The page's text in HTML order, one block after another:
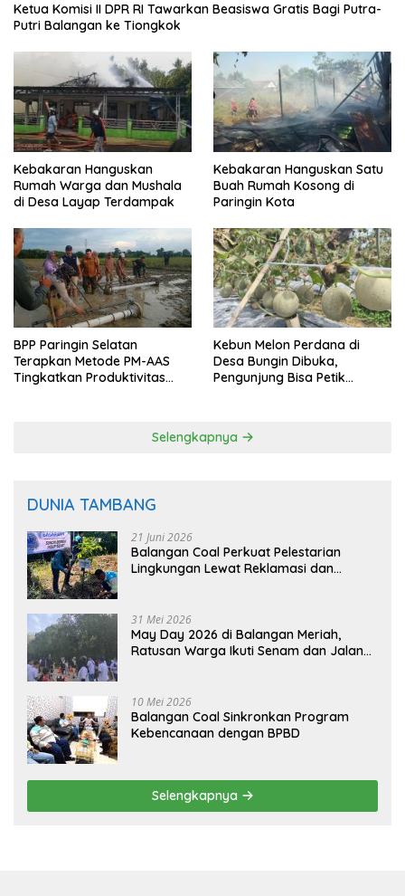
Ketua Komisi II DPR RI Tawarkan Beasiswa Gratis Bagi Putra-
Putri Balangan ke Tiongkok
Kebakaran Hanguskan
Rumah Warga dan Mushala
di Desa Layap Terdampak
Kebakaran Hanguskan Satu
Buah Rumah Kosong di
Paringin Kota
BPP Paringin Selatan
Terapkan Metode PM-AAS
Tingkatkan Produktivitas
Kebun Melon Perdana di
Desa Bungin Dibuka,
Pengunjung Bisa Petik
Selengkapnya
DUNIA TAMBANG
21 Juni 2026
Balangan Coal Perkuat Pelestarian
Lingkungan Lewat Reklamasi dan
31 Mei 2026
May Day 2026 di Balangan Meriah,
Ratusan Warga Ikuti Senam dan Jalan
10 Mei 2026
Balangan Coal Sinkronkan Program
Kebencanaan dengan BPBD
Selengkapnya